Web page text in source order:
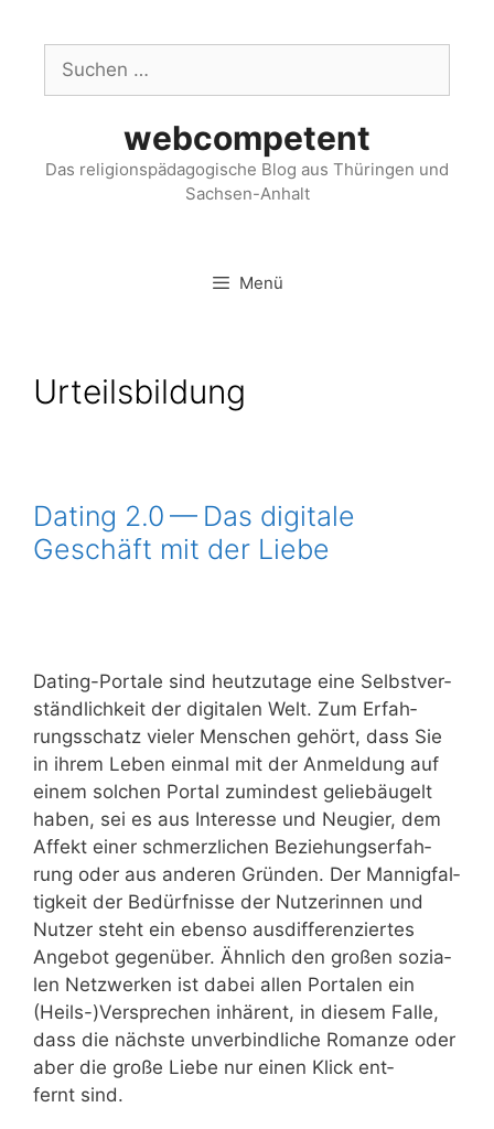
webcompetent
Das religionspädagogische Blog aus Thüringen und
Sachsen-Anhalt
Menü
Urteilsbildung
Dating 2.0 — Das digitale
Geschäft mit der Liebe
Dating-Por­ta­le sind heut­zu­ta­ge eine Selbst­ver­
ständ­lich­keit der digi­ta­len Welt. Zum Erfah­
rungs­schatz vie­ler Men­schen gehört, dass Sie
in ihrem Leben ein­mal mit der Anmel­dung auf
einem sol­chen Por­tal zumin­dest gelieb­äu­gelt
haben, sei es aus Inter­es­se und Neu­gier, dem
Affekt einer schmerz­li­chen Bezie­hungs­er­fah­
rung oder aus ande­ren Grün­den. Der Man­nig­fal­
tig­keit der Bedürf­nis­se der Nut­ze­rin­nen und
Nut­zer steht ein eben­so aus­dif­fe­ren­zier­tes
Ange­bot gegen­über. Ähn­lich den gro­ßen sozia­
len Netz­wer­ken ist dabei allen Por­ta­len ein
(Heils-)Versprechen inhä­rent, in die­sem Fal­le,
dass die nächs­te unver­bind­li­che Roman­ze oder
aber die gro­ße Lie­be nur einen Klick ent­
fernt sind.